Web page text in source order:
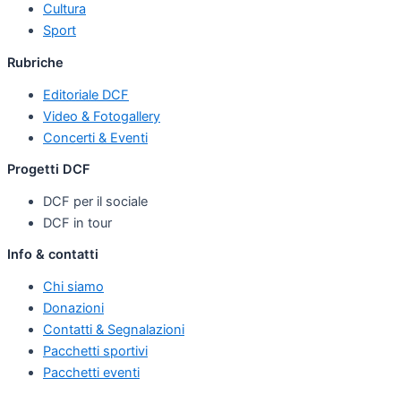
Cultura
Sport
Rubriche
Editoriale DCF
Video & Fotogallery
Concerti & Eventi
Progetti DCF
DCF per il sociale
DCF in tour
Info & contatti
Chi siamo
Donazioni
Contatti & Segnalazioni
Pacchetti sportivi
Pacchetti eventi